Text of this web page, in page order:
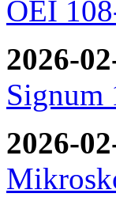
OEI
2026-
Signum
2026-